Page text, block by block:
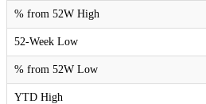
% from 52W High
52-Week Low
% from 52W Low
YTD High